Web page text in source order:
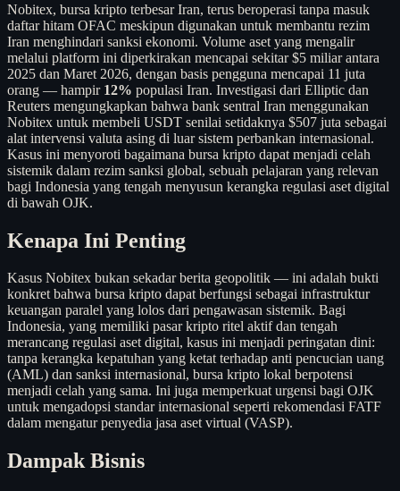
Nobitex, bursa kripto terbesar Iran, terus beroperasi tanpa masuk
daftar hitam OFAC meskipun digunakan untuk membantu rezim
Iran menghindari sanksi ekonomi. Volume aset yang mengalir
melalui platform ini diperkirakan mencapai sekitar $5 miliar antara
2025 dan Maret 2026, dengan basis pengguna mencapai 11 juta
orang — hampir 12% populasi Iran. Investigasi dari Elliptic dan
Reuters mengungkapkan bahwa bank sentral Iran menggunakan
Nobitex untuk membeli USDT senilai setidaknya $507 juta sebagai
alat intervensi valuta asing di luar sistem perbankan internasional.
Kasus ini menyoroti bagaimana bursa kripto dapat menjadi celah
sistemik dalam rezim sanksi global, sebuah pelajaran yang relevan
bagi Indonesia yang tengah menyusun kerangka regulasi aset digital
di bawah OJK.
Kenapa Ini Penting
Kasus Nobitex bukan sekadar berita geopolitik — ini adalah bukti
konkret bahwa bursa kripto dapat berfungsi sebagai infrastruktur
keuangan paralel yang lolos dari pengawasan sistemik. Bagi
Indonesia, yang memiliki pasar kripto ritel aktif dan tengah
merancang regulasi aset digital, kasus ini menjadi peringatan dini:
tanpa kerangka kepatuhan yang ketat terhadap anti pencucian uang
(AML) dan sanksi internasional, bursa kripto lokal berpotensi
menjadi celah yang sama. Ini juga memperkuat urgensi bagi OJK
untuk mengadopsi standar internasional seperti rekomendasi FATF
dalam mengatur penyedia jasa aset virtual (VASP).
Dampak Bisnis